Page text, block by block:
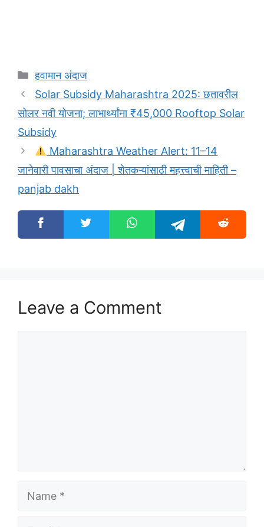
Categories
हवामान अंदाज
Solar Subsidy Maharashtra 2025: छतावरील
सोलर नवी योजना; लाभार्थ्यांना ₹45,000 Rooftop Solar
Subsidy
Maharashtra Weather Alert: 11–14
जानेवारी पावसाचा अंदाज | शेतकऱ्यांसाठी महत्त्वाची माहिती –
panjab dakh
Leave a Comment
Name